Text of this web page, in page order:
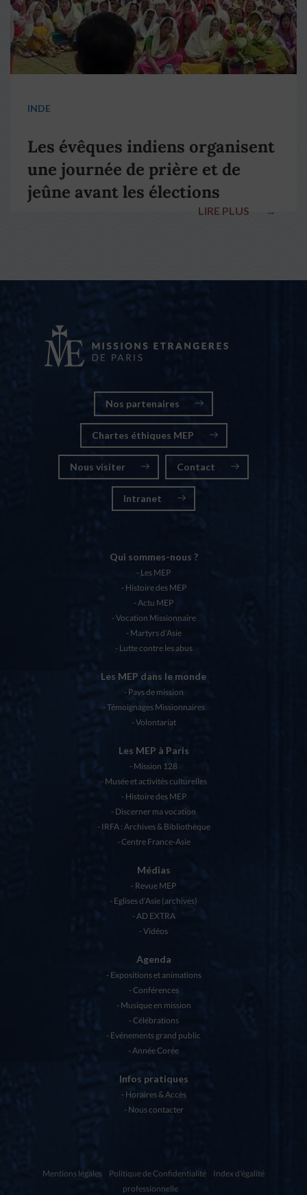
INDE
Les évêques indiens organisent
une journée de prière et de
jeûne avant les élections
LIRE PLUS →
Nos partenaires
Chartes éthiques MEP
Nous visiter Contact
Intranet
Qui sommes-nous ?
Les MEP
Histoire des MEP
Actu MEP
Vocation Missionnaire
Martyrs d’Asie
Lutte contre les abus
Les MEP dans le monde
Pays de mission
Témoignages Missionnaires
Volontariat
Les MEP à Paris
Mission 128
Musée et activités culturelles
Histoire des MEP
Discerner ma vocation
IRFA : Archives & Bibliothèque
Centre France-Asie
Médias
Revue MEP
Eglises d’Asie (archives)
AD EXTRA
Vidéos
Agenda
Expositions et animations
Conférences
Musique en mission
Célébrations
Evénements grand public
Année Corée
Infos pratiques
Horaires & Accès
Nous contacter
Mentions légales Politique de Confidentialité
Index d'égalité
professionnelle